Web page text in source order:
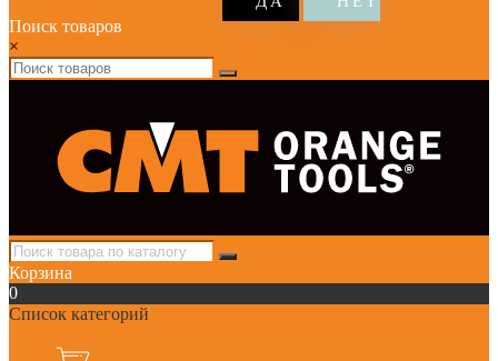
Поиск товаров
×
Корзина
0
Список категорий